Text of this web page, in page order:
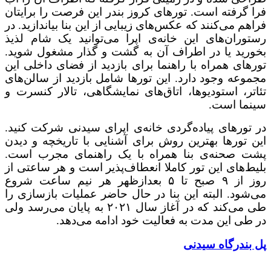
فرا گرفته است. تورهای کروز بندر این فرصت را برایتان
فراهم می‌کنند که عکس‌های زیبایی از این بنا بیاندازید. در
رستوران‌های این خانه‌ی اپرا می‌توانید یک شام لذیذ
بخورید یا در اطراف آن به گشت و گذار مشغول شوید.
تورهای همراه با راهنما برای بازدید از فضای داخلی این
مجموعه وجود دارد. این تورها شامل بازدید از سالن‌های
تئاتر، استودیوها، اتاق‌های نمایشگاهی، تالار کنسرت و
سینما است.
در تورهای پیاده‌گردی خانه‌ی اپرای سیدنی شرکت کنید.
این تورها بهترین روش برای آشنایی با تاریخچه و دیدن
پشت صحنه‌ی بنا همراه با یک راهنمای مجرب است.
بلیط‌های این تور کاملا انعطاف‌پذیر است و هر ساعتی از
روز از ۹ صبح تا ۵ بعدازظهر هر نیم ساعت شروع
می‌شود. البته این بنا در حال حاضر عملیات بازسازی را
طی می‌کند که در آغاز سال ۲۰۲۱ به پایان می‌رسد ولی
در طی این مدت به فعالیت خود ادامه می‌دهد.
پل بندرگاه سیدنی